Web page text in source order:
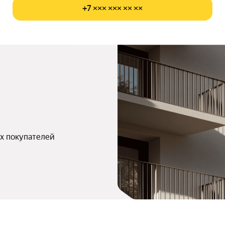
+7 ××× ××× ×× ××
покупателей